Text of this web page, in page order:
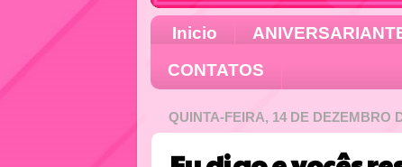
Inicio
CONTATOS
QUINTA-FEIRA, 14 DE DEZEMBRO